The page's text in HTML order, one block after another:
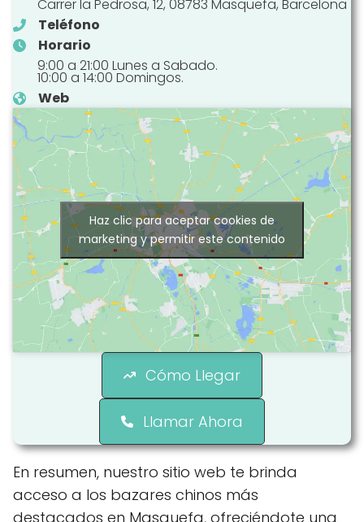
Carrer la Pedrosa, 12, 08783 Masquefa, Barcelona
Teléfono
Horario
9:00 a 21:00 Lunes a Sabado.
10:00 a 14:00 Domingos.
Web
Haz clic para aceptar cookies de
marketing y permitir este contenido
Cómo Llegar
Llamar Ahora
En resumen, nuestro sitio web te brinda
acceso a los bazares chinos más
destacados en Masquefa, ofreciéndote una